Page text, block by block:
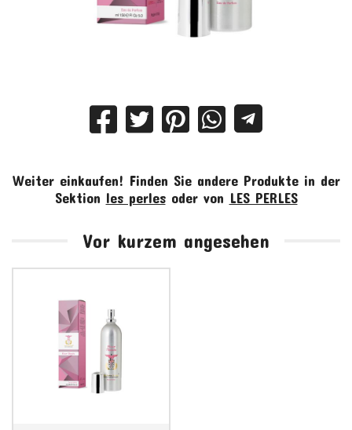
Weiter einkaufen! Finden Sie andere Produkte in der
Sektion les perlesoder von LES PERLES
Vor kurzem angesehen